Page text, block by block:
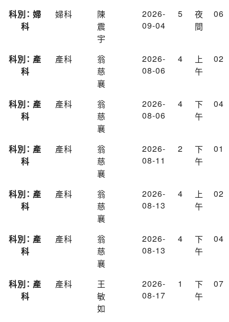
科別： 婦
科
婦科
陳
震
宇
2026-
09-04
5
夜
間
06
科別： 產
科
產科
翁
慈
襄
2026-
08-06
4
上
午
02
科別： 產
科
產科
翁
慈
襄
2026-
08-06
4
下
午
04
科別： 產
科
產科
翁
慈
襄
2026-
08-11
2
下
午
01
科別： 產
科
產科
翁
慈
襄
2026-
08-13
4
上
午
02
科別： 產
科
產科
翁
慈
襄
2026-
08-13
4
下
午
04
科別： 產
科
產科
王
敏
如
2026-
08-17
1
下
午
07